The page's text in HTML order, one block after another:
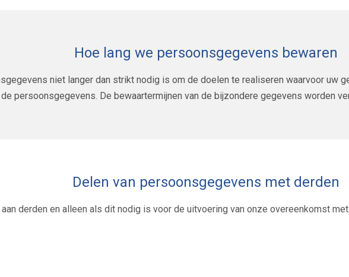
Hoe lang we persoonsgegevens bewaren
niet langer dan strikt nodig is om de doelen te realiseren waarvoor uw
persoonsgegevens. De bewaartermijnen van de bijzondere gegevens worden
Delen van persoonsgegevens met derden
derden en alleen als dit nodig is voor de uitvoering van onze overeenkomst